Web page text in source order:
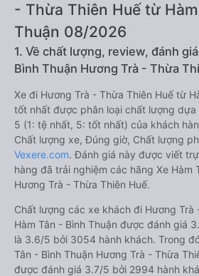
- Thừa Thiên Huế từ
Thuận 08/2026
1. Về chất lượng, review, đánh
Bình Thuận Hương Trà - Thừa
Xe đi Hương Trà - Thừa Thiên Huế từ
tốt nhất được phân loại chất lượng
5 (1: tệ nhất, 5: tốt nhất) của khách
Chất lượng xe, Đúng giờ, Chất lượng
Vexere.com. Đánh giá này được viết
hàng đã trải nghiệm các hãng Xe Hàm
Hương Trà - Thừa Thiên Huế.
Chất lượng các xe khách đi Hương Trà
Hàm Tân - Bình Thuận được đánh giá
là 3.6/5 bởi 3054 hành khách. Trong
Tân - Bình Thuận Hương Trà - Thừa
được đánh giá 3.7/5 bởi 2994 hành